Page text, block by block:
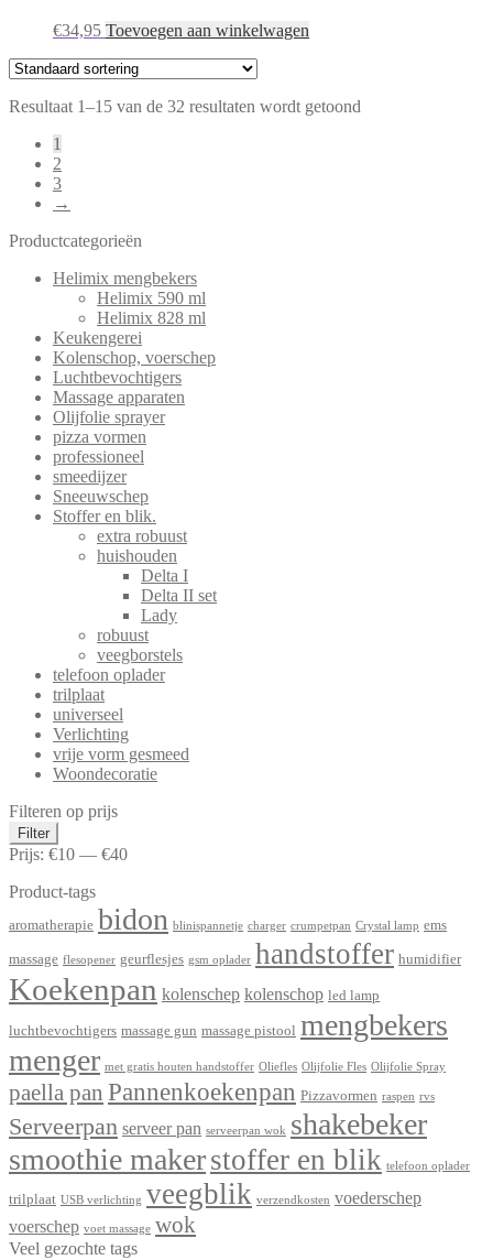
€34,95 Toevoegen aan winkelwagen
Resultaat 1–15 van de 32 resultaten wordt getoond
1
2
3
→
Productcategorieën
Helimix mengbekers
Helimix 590 ml
Helimix 828 ml
Keukengerei
Kolenschop, voerschep
Luchtbevochtigers
Massage apparaten
Olijfolie sprayer
pizza vormen
professioneel
smeedijzer
Sneeuwschep
Stoffer en blik.
extra robuust
huishouden
Delta I
Delta II set
Lady
robuust
veegborstels
telefoon oplader
trilplaat
universeel
Verlichting
vrije vorm gesmeed
Woondecoratie
Filteren op prijs
Min.
prijs
Max.
prijs
Filter
Prijs: €10 — €40
Product-tags
aromatherapie bidon blinispannetje charger crumpetpan Crystal lamp ems
massage flesopener geurflesjes gsm oplader handstoffer humidifier
Koekenpan kolenschep kolenschop led lamp
luchtbevochtigers massage gun massage pistool mengbekers
menger met gratis houten handstoffer Oliefles Olijfolie Fles Olijfolie Spray
paella pan Pannenkoekenpan Pizzavormen raspen rvs
Serveerpan serveer pan serveerpan wok shakebeker
smoothie makerstoffer en blik telefoon oplader
trilplaat USB verlichting veegblik verzendkosten voederschep
voerschep voet massage wok
Veel gezochte tags